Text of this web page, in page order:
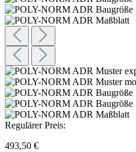
Regulärer Preis:
493,50 €